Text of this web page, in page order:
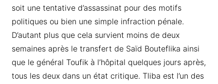
soit une tentative d’assassinat pour des motifs
politiques ou bien une simple infraction pénale.
D’autant plus que cela survient moins de deux
semaines après le transfert de Saïd Bouteflika ainsi
que le général Toufik à l’hôpital quelques jours après,
tous les deux dans un état critique. Tliba est l’un des